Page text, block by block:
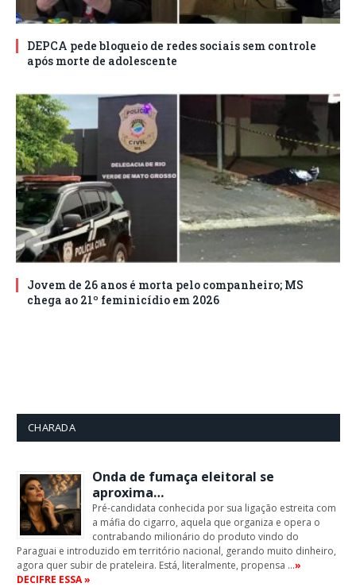
DEPCA pede bloqueio de redes sociais sem controle
após morte de adolescente
Jovem de 26 anos é morta pelo companheiro; MS
chega ao 21º feminicídio em 2026
CHARADA
Onda de fumaça eleitoral se
aproxima…
Pré-candidata conhecida por sua ligação estreita com
a máfia do cigarro, aquela que organiza e opera o
contrabando milionário do produto vindo do
Paraguai e introduzido em território nacional, gerando muito dinheiro,
agora quer subir de prateleira. Está, literalmente, propensa …»
DECIFRE ESSA »